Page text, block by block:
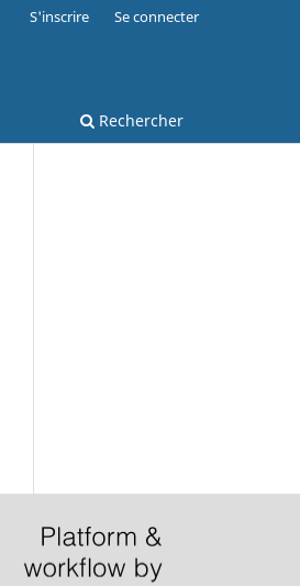
Rechercher
S'inscrire Se connecter